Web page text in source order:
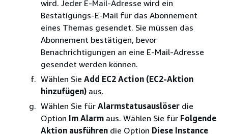
wird. Jeder E-Mail-Adresse wird ein
Bestätigungs-E-Mail für das Abonnement
eines Themas gesendet. Sie müssen das
Abonnement bestätigen, bevor
Benachrichtigungen an eine E-Mail-Adresse
gesendet werden können.
Wählen Sie Add EC2 Action (EC2-Aktion
hinzufügen) aus.
Wählen Sie für Alarmstatusauslöser die
Option Im Alarm aus. Wählen Sie für Folgende
Aktion ausführen die Option Diese Instance